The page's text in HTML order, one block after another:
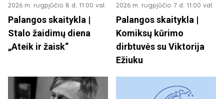
2026 m. rugpjūčio 8 d. 11.00 val.
Palangos skaitykla |
Stalo žaidimų diena
„Ateik ir žaisk“
2026 m. rugpjūčio 7 d. 11.00 val.
Palangos skaitykla |
Komiksų kūrimo
dirbtuvės su Viktorija
Ežiuku